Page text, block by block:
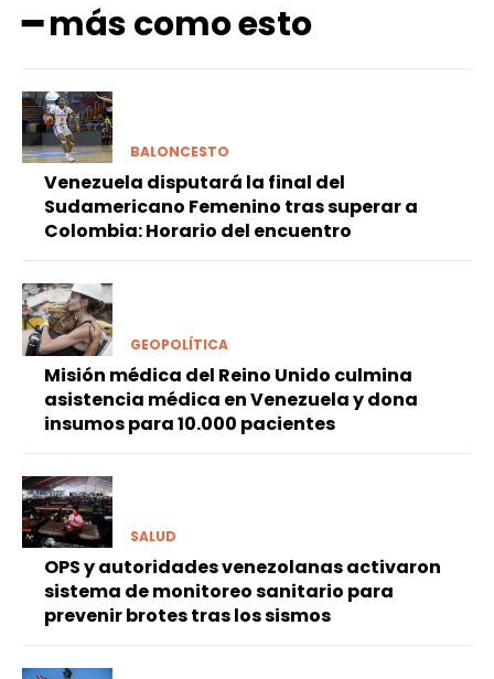
━ más como esto
BALONCESTO
Venezuela disputará la final del
Sudamericano Femenino tras superar a
Colombia: Horario del encuentro
GEOPOLÍTICA
Misión médica del Reino Unido culmina
asistencia médica en Venezuela y dona
insumos para 10.000 pacientes
SALUD
OPS y autoridades venezolanas activaron
sistema de monitoreo sanitario para
prevenir brotes tras los sismos